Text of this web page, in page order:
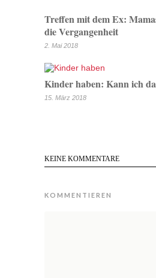
Treffen mit dem Ex:
die Vergangenheit
2. Mai 2018
Kinder haben: Kann ich
15. März 2018
KEINE KOMMENTARE
KOMMENTIEREN